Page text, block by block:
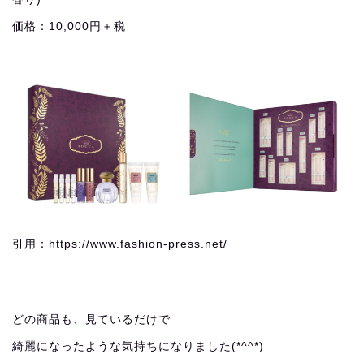
価格：10,000円＋税
引用：https://www.fashion-press.net/
どの商品も、見ているだけで
綺麗になったような気持ちになりました(*^^*)